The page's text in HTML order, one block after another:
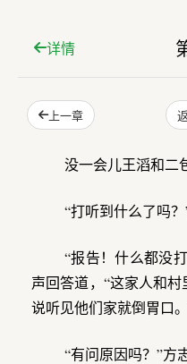
详情
上一章
没一会儿王滔和二
“打听到什么了吗？
“报告！什么都没
声回答道，“这家人和
说听见他们家就倒胃口
“有问原因吗？”方